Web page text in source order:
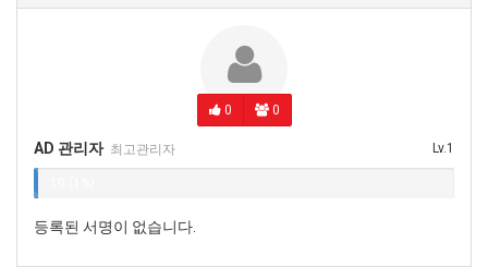
0 0
Lv.1
AD 관리자 최고관리자
등록된 서명이 없습니다.